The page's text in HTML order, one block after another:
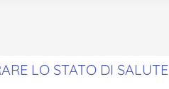
LO STATO DI